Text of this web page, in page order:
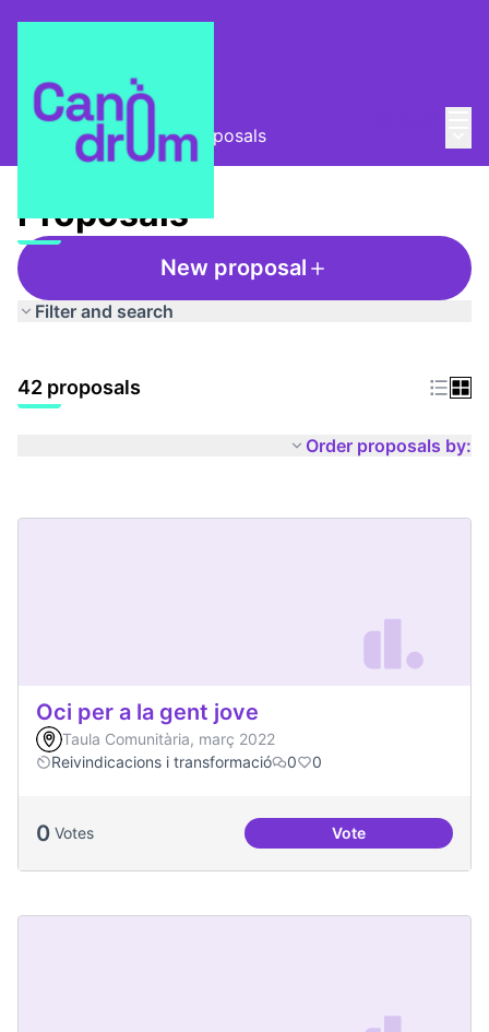
Taula Comunitària / Proposals
Proposals
New proposal
Filter and search
42 proposals
Order proposals by:
Oci per a la gent jove
Taula Comunitària, març 2022
Reivindicacions i transformació
0 0
0 Votes VoteOci per a la gent